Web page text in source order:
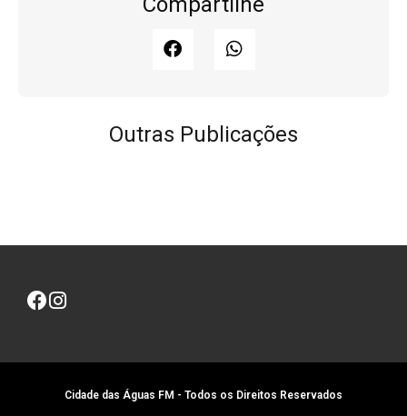
Outras Publicações
Cidade das Águas FM - Todos os Direitos Reservados